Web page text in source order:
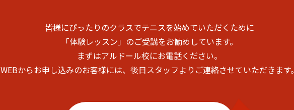
皆様にぴったりのクラスでテニスを始めていただくために
「体験レッスン」のご受講をお勧めしています。
まずはアルドール校にお電話ください。
WEBからお申し込みのお客様には、後日スタッフよりご連絡させていただきます。